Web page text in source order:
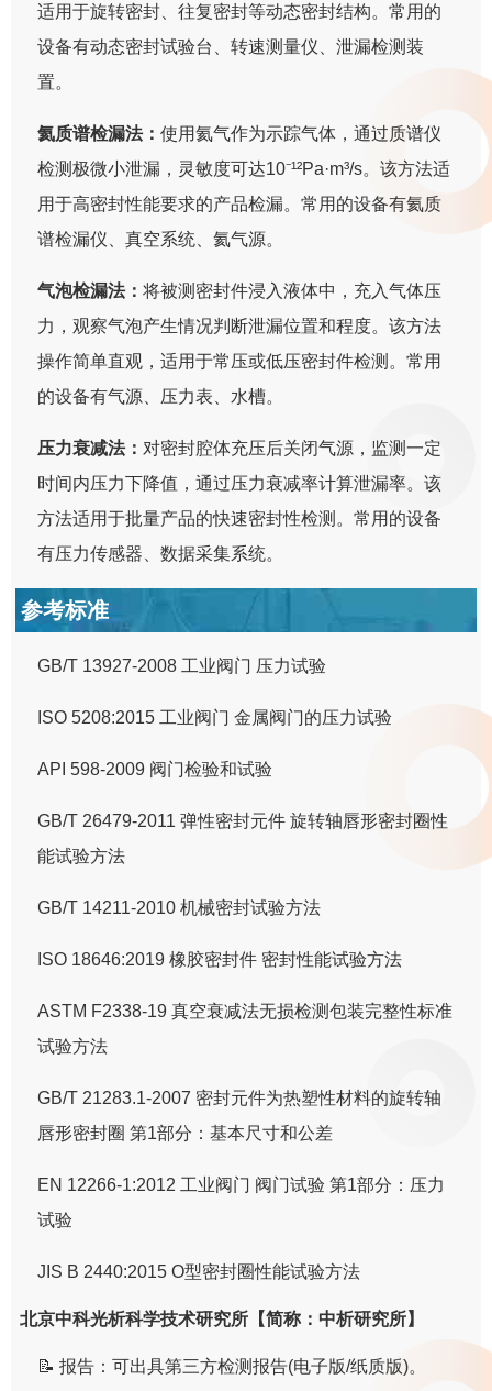
适用于旋转密封、往复密封等动态密封结构。常用的
设备有动态密封试验台、转速测量仪、泄漏检测装
置。
氦质谱检漏法：使用氦气作为示踪气体，通过质谱仪
检测极微小泄漏，灵敏度可达10⁻¹²Pa·m³/s。该方法适
用于高密封性能要求的产品检漏。常用的设备有氦质
谱检漏仪、真空系统、氦气源。
气泡检漏法：将被测密封件浸入液体中，充入气体压
力，观察气泡产生情况判断泄漏位置和程度。该方法
操作简单直观，适用于常压或低压密封件检测。常用
的设备有气源、压力表、水槽。
压力衰减法： 对密封腔体充压后关闭气源，监测一定
时间内压力下降值，通过压力衰减率计算泄漏率。该
方法适用于批量产品的快速密封性检测。常用的设备
有压力传感器、数据采集系统。
参考标准
GB/T 13927-2008 工业阀门 压力试验
ISO 5208:2015 工业阀门 金属阀门的压力试验
API 598-2009 阀门检验和试验
GB/T 26479-2011 弹性密封元件 旋转轴唇形密封圈性
能试验方法
GB/T 14211-2010 机械密封试验方法
ISO 18646:2019 橡胶密封件 密封性能试验方法
ASTM F2338-19 真空衰减法无损检测包装完整性标准
试验方法
GB/T 21283.1-2007 密封元件为热塑性材料的旋转轴
唇形密封圈 第1部分：基本尺寸和公差
EN 12266-1:2012 工业阀门 阀门试验 第1部分：压力
试验
JIS B 2440:2015 O型密封圈性能试验方法
北京中科光析科学技术研究所【简称：中析研究所】
📝 报告：可出具第三方检测报告(电子版/纸质版)。